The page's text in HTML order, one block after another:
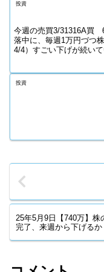
投資
今週の売買3/31316A
落中に、毎週1万円づつ
4/4）すごい下げが続い
投資
25年5月9日【740万】株
完了、来週から下げるか